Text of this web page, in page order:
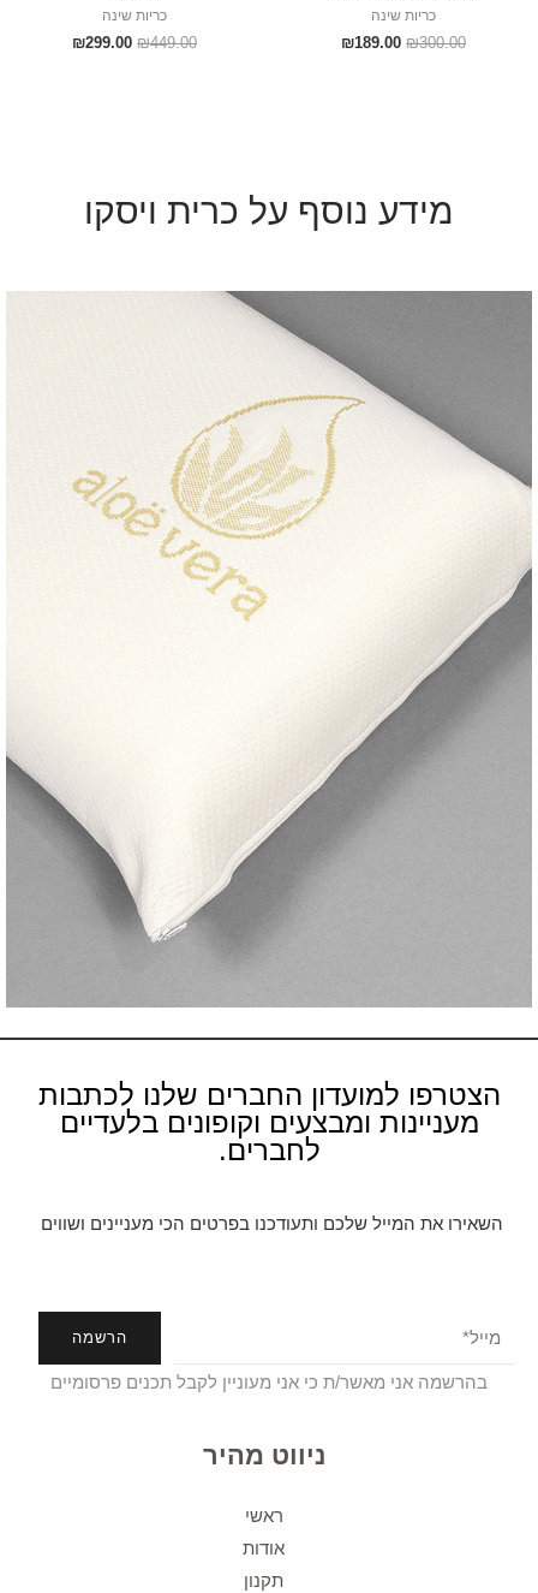
כריות שינה
₪300.00
₪189.00
כריות שינה
₪449.00
₪299.00
מידע נוסף על כרית ויסקו
הצטרפו למועדון החברים שלנו לכתבות
מעניינות ומבצעים וקופונים בלעדיים
לחברים.
השאירו את המייל שלכם ותעודכנו בפרטים הכי מעניינים ושווים
הרשמה
בהרשמה אני מאשר/ת כי אני מעוניין לקבל תכנים פרסומיים
ניווט מהיר
ראשי
אודות
תקנון